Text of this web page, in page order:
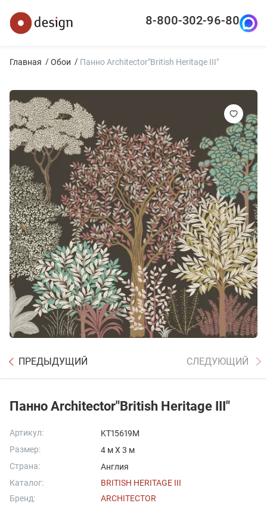
8-800-302-96-80
Главная Обои Панно Architector"British Heritage III"
ПРЕДЫДУЩИЙ СЛЕДУЮЩИЙ
Панно Architector"British Heritage III"
Артикул:
KT15619M
Размер:
4 м X 3 м
Страна:
Англия
Каталог:
BRITISH HERITAGE III
Бренд:
ARCHITECTOR